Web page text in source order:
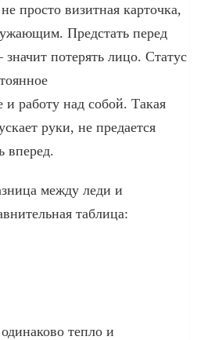
просто визитная карточка,
Предстать перед
потерять лицо. Статус
и работу над собой. Такая
руки, не предается
вперед.
между леди и
таблица:
тепло и